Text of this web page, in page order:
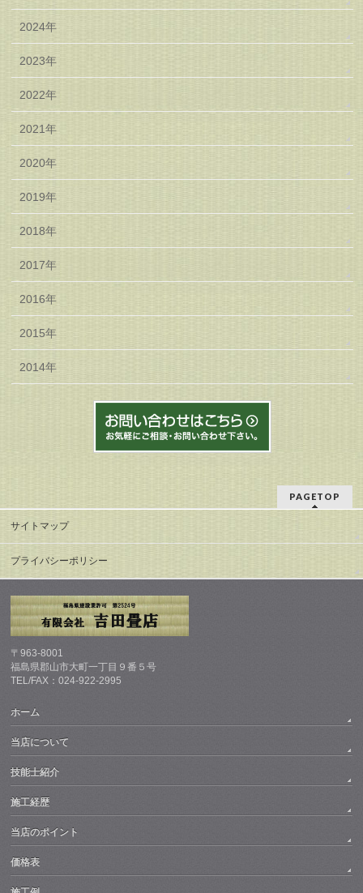
2024年
2023年
2022年
2021年
2020年
2019年
2018年
2017年
2016年
2015年
2014年
PAGETOP
サイトマップ
プライバシーポリシー
〒963-8001
福島県郡山市大町一丁目９番５号
TEL/FAX：024-922-2995
ホーム
当店について
技能士紹介
施工経歴
当店のポイント
価格表